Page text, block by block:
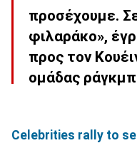
προσέχουμε.
φιλαράκο»,
προς τον
ομάδας
Celebrities rally to